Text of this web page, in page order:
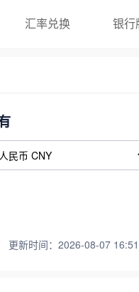
汇率兑换 银行
更新时间：2026-08-07